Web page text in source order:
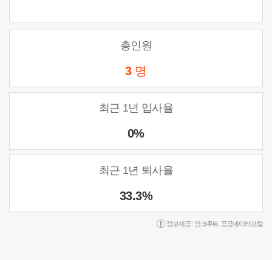
총인원
3 명
최근 1년 입사율
0%
최근 1년 퇴사율
33.3%
정보제공 : 인크루트 공공데이터포털